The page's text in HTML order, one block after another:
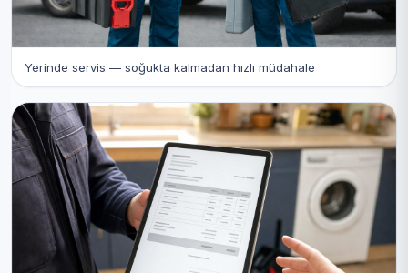
Yerinde servis — soğukta kalmadan hızlı müdahale